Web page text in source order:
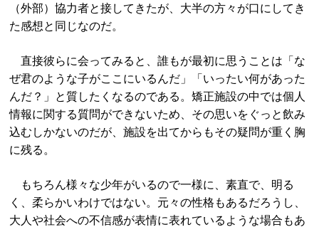
（外部）協力者と接してきたが、大半の方々が口にしてき
た感想と同じなのだ。
直接彼らに会ってみると、誰もが最初に思うことは「な
ぜ君のような子がここにいるんだ」「いったい何があった
んだ？」と質したくなるのである。矯正施設の中では個人
情報に関する質問ができないため、その思いをぐっと飲み
込むしかないのだが、施設を出てからもその疑問が重く胸
に残る。
もちろん様々な少年がいるので一様に、素直で、明る
く、柔らかいわけではない。元々の性格もあるだろうし、
大人や社会への不信感が表情に表れているような場合もあ